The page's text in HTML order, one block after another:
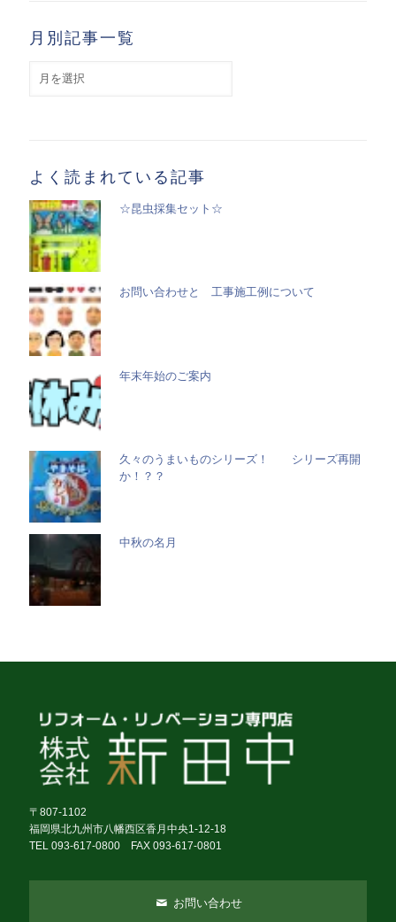
月別記事一覧
よく読まれている記事
☆昆虫採集セット☆
お問い合わせと 工事施工例について
年末年始のご案内
久々のうまいものシリーズ！ シリーズ再開
か！？？
中秋の名月
〒807-1102
福岡県北九州市八幡西区香月中央1-12-18
TEL 093-617-0800 FAX 093-617-0801
お問い合わせ